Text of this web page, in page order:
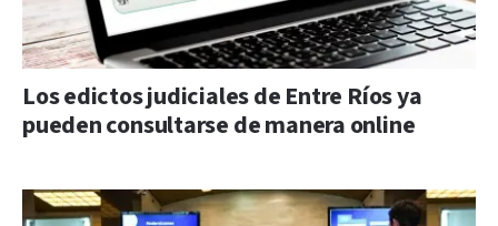
Los edictos judiciales de Entre Ríos ya
pueden consultarse de manera online